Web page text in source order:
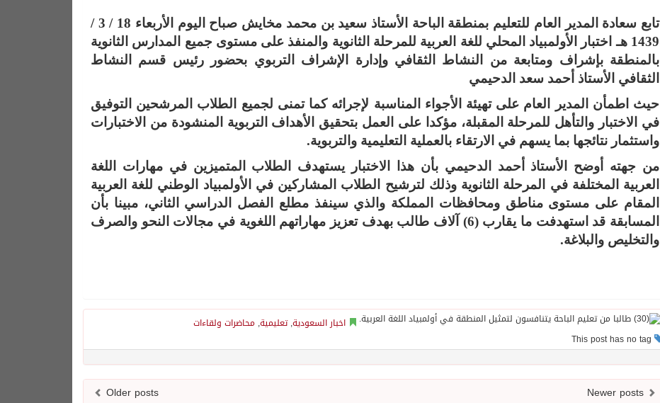
تابع سعادة المدير العام للتعليم بمنطقة الباحة الأستاذ سعيد بن محمد مخايش صباح اليوم الأربعاء 18 / 3 /
1439 هـ اختبار الأولمبياد المحلي للغة العربية للمرحلة الثانوية والمنفذ على مستوى جميع المدارس الثانوية
بالمنطقة بإشراف ومتابعة من النشاط الثقافي وإدارة الإشراف التربوي بحضور رئيس قسم النشاط
الثقافي الأستاذ أحمد سعد الدحيمي
حيث اطمأن المدير العام على تهيئة الأجواء المناسبة لإجرائه كما تمنى لجميع الطلاب المرشحين التوفيق
في الاختبار والتأهل للمرحلة المقبلة، مؤكدا على العمل بتحقيق الأهداف التربوية المنشودة من الاختبارات
واستثمار نتائجها بما يسهم في الارتقاء بالعملية التعليمية والتربوية.
من جهته أوضح الأستاذ أحمد الدحيمي بأن هذا الاختبار يستهدف الطلاب المتميزين في مهارات اللغة
العربية المختلفة في المرحلة الثانوية وذلك لترشيح الطلاب المشاركين في الأولمبياد الوطني للغة العربية
المقام على مستوى مناطق ومحافظات المملكة والذي سينفذ مطلع الفصل الدراسي الثاني، مبينا بأن
المسابقة قد استهدفت ما يقارب (6) آلاف طالب بهدف تعزيز مهاراتهم اللغوية في
مجالات النحو والصرف
والتخليص والبلاغة.
اخبار السعودية,تعليمية, محاضرات ولقاءات
Older posts